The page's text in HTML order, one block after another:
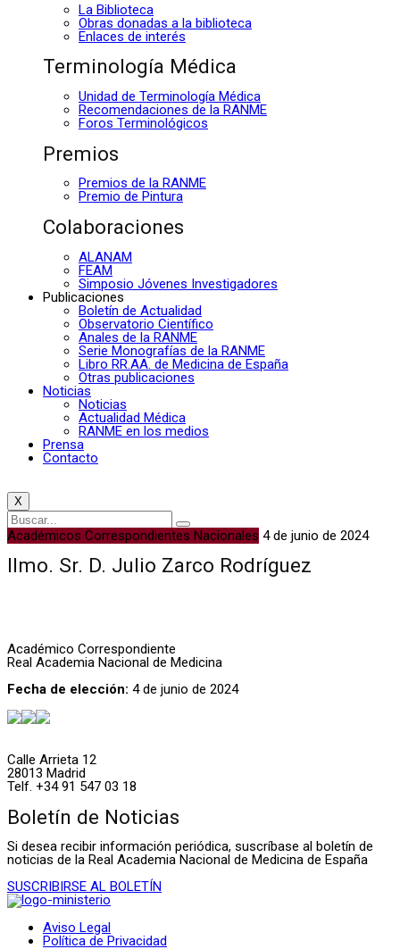
La Biblioteca
Obras donadas a la biblioteca
Enlaces de interés
Terminología Médica
Unidad de Terminología Médica
Recomendaciones de la RANME
Foros Terminológicos
Premios
Premios de la RANME
Premio de Pintura
Colaboraciones
ALANAM
FEAM
Simposio Jóvenes Investigadores
Publicaciones
Boletín de Actualidad
Observatorio Científico
Anales de la RANME
Serie Monografías de la RANME
Libro RR.AA. de Medicina de España
Otras publicaciones
Noticias
Noticias
Actualidad Médica
RANME en los medios
Prensa
Contacto
X
Académicos Correspondientes Nacionales 4 de junio de 2024
Ilmo. Sr. D. Julio Zarco Rodríguez
Académico Correspondiente
Real Academia Nacional de Medicina
Fecha de elección: 4 de junio de 2024
Calle Arrieta 12
28013 Madrid
Telf. +34 91 547 03 18
Boletín de Noticias
Si desea recibir información periódica, suscríbase al boletín de
noticias de la Real Academia Nacional de Medicina de España
SUSCRIBIRSE AL BOLETÍN
Aviso Legal
Política de Privacidad